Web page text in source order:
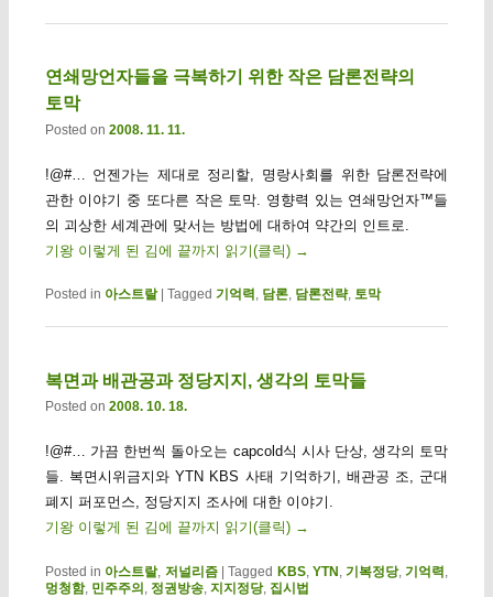
연쇄망언자들을 극복하기 위한 작은 담론전략의
토막
Posted on 2008. 11. 11.
!@#… 언젠가는 제대로 정리할, 명랑사회를 위한 담론전략에
관한 이야기 중 또다른 작은 토막. 영향력 있는 연쇄망언자™들
의 괴상한 세계관에 맞서는 방법에 대하여 약간의 인트로.
기왕 이렇게 된 김에 끝까지 읽기(클릭) →
Posted in 아스트랄 Tagged 기억력 , 담론, 담론전략, 토막
복면과 배관공과 정당지지, 생각의 토막들
Posted on 2008. 10. 18.
!@#… 가끔 한번씩 돌아오는 capcold식 시사 단상, 생각의 토막
들. 복면시위금지와 YTN KBS 사태 기억하기, 배관공 조, 군대
폐지 퍼포먼스, 정당지지 조사에 대한 이야기.
기왕 이렇게 된 김에 끝까지 읽기(클릭) →
Posted in 아스트랄, 저널리즘 |Tagged KBS, YTN ,기복정당,기억력
멍청함, 민주주의 정권방송, 지지정당, 집시법